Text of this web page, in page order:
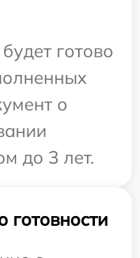
готово
о
до 3 лет.